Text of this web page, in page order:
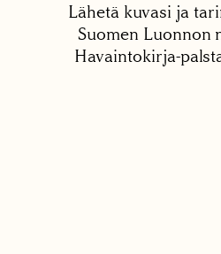
Lähetä kuvasi ja
Suomen Luonnon
Havaintokirja-